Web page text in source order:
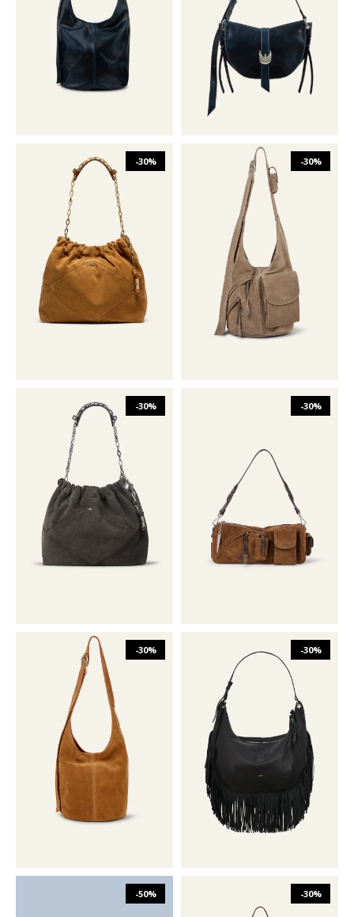
1,931
₪1,352
O/S
2,617
₪1,832
O/S
-30%
₪2,717
₪ 1,902
O/S
-30%
₪2,174
₪1,522
-30%
1,931
₪1,352
O/S
-30%
₪2,174
₪1,522
-30%
₪2,331
1,632
-30%
2,617
₪ 1,832
-30%
-50%